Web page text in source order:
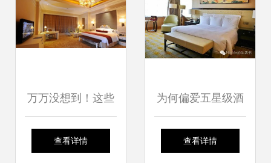
菜品
万万没想到！这些
五星级酒店洗浴用
查看详情
为何偏爱五星级酒
店？只为那一口五
查看详情